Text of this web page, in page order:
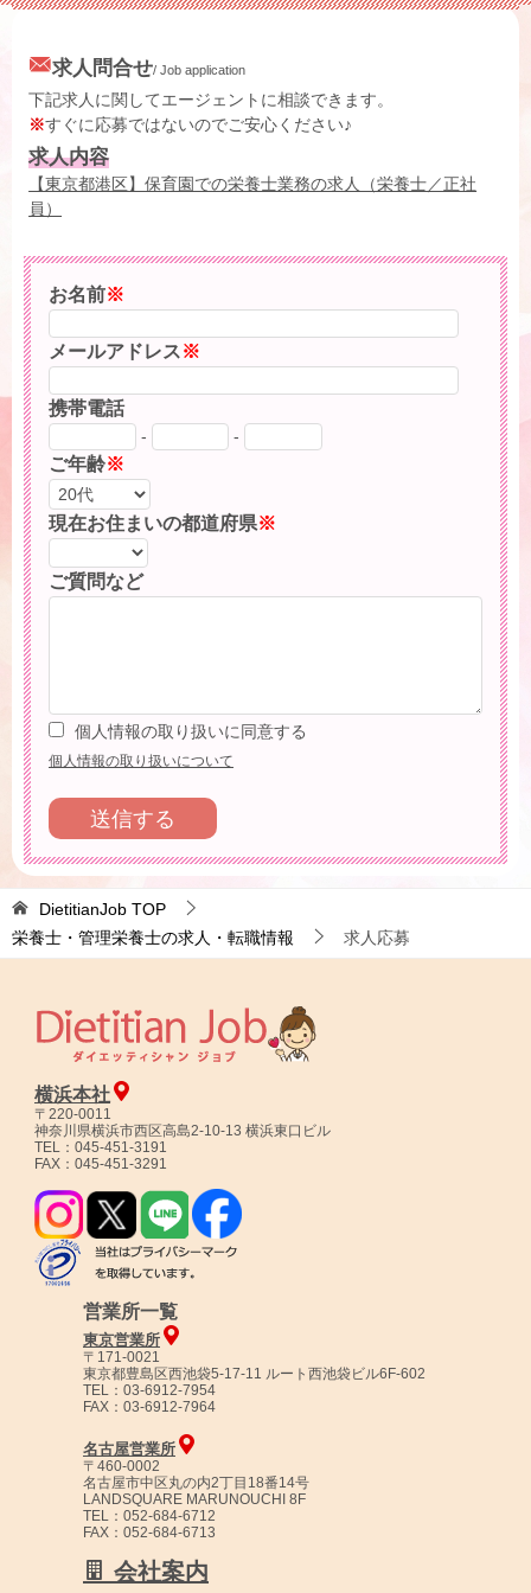
求人問合せ/ Job application
下記求人に関してエージェントに相談できます。
※すぐに応募ではないのでご安心ください♪
求人内容
【東京都港区】保育園での栄養士業務の求人（栄養士／正社
員）
お名前※
メールアドレス※
携帯電話
- -
ご年齢※
現在お住まいの都道府県※
ご質問など
個人情報の取り扱いに同意する
個人情報の取り扱いについて
DietitianJob TOP
栄養士・管理栄養士の求人・転職情報
求人応募
横浜本社
〒220-0011
神奈川県横浜市西区高島2-10-13 横浜東口ビル
TEL：045-451-3191
FAX：045-451-3291
営業所一覧
東京営業所
〒171-0021
東京都豊島区西池袋5-17-11 ルート西池袋ビル6F-602
TEL：03-6912-7954
FAX：03-6912-7964
名古屋営業所
〒460-0002
名古屋市中区丸の内2丁目18番14号
LANDSQUARE MARUNOUCHI 8F
TEL：052-684-6712
FAX：052-684-6713
会社案内